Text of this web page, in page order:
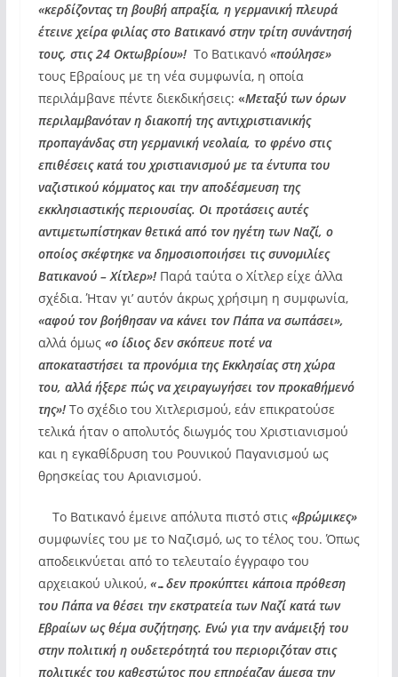
«κερδίζοντας τη βουβή απραξία, η γερμανική πλευρά
έτεινε χείρα φιλίας στο Βατικανό στην τρίτη συνάντησή
τους, στις 24 Οκτωβρίου»! Το Βατικανό «πούλησε»
τους Εβραίους με τη νέα συμφωνία, η οποία
περιλάμβανε πέντε διεκδικήσεις: «Μεταξύ των όρων
περιλαμβανόταν η διακοπή της αντιχριστιανικής
προπαγάνδας στη γερμανική νεολαία, το φρένο στις
επιθέσεις κατά του χριστιανισμού με τα έντυπα του
ναζιστικού κόμματος και την αποδέσμευση της
εκκλησιαστικής περιουσίας. Οι προτάσεις αυτές
αντιμετωπίστηκαν θετικά από τον ηγέτη των Ναζί, ο
οποίος σκέφτηκε να δημοσιοποιήσει τις συνομιλίες
Βατικανού – Χίτλερ»!Παρά ταύτα ο Χίτλερ είχε άλλα
σχέδια. Ήταν γι’ αυτόν άκρως χρήσιμη η συμφωνία,
«αφού τον βοήθησαν να κάνει τον Πάπα να σωπάσει»,
αλλά όμως «ο ίδιος δεν σκόπευε ποτέ να
αποκαταστήσει τα προνόμια της Εκκλησίας στη χώρα
του, αλλά ήξερε πώς να χειραγωγήσει τον προκαθήμενό
της»! Το σχέδιο του Χιτλερισμού, εάν επικρατούσε
τελικά ήταν ο απολυτός διωγμός του Χριστιανισμού
και η εγκαθίδρυση του Ρουνικού Παγανισμού ως
θρησκείας του Αριανισμού.
Το Βατικανό έμεινε απόλυτα πιστό στις «βρώμικες»
συμφωνίες του με το Ναζισμό, ως το τέλος του. Όπως
αποδεικνύεται από το τελευταίο έγγραφο του
αρχειακού υλικού, «…δεν προκύπτει κάποια πρόθεση
του Πάπα να θέσει την εκστρατεία των Ναζί κατά των
Εβραίων ως θέμα συζήτησης. Ενώ για την ανάμειξή του
στην πολιτική η ουδετερότητά του περιοριζόταν στις
πολιτικές του καθεστώτος που επηρέαζαν άμεσα την